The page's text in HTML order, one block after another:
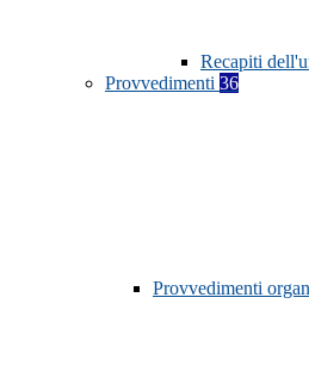
Recapiti
Provvedimenti 36
Provvedimenti